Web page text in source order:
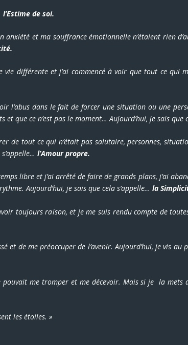
l’Estime de soi.
et ma souffrance émotionnelle n’étaient rien
différente et j’ai commencé à voir que tout ce qui
l’abus dans le fait de forcer une situation ou une
que ce n’est pas le moment… Aujourd’hui, je sais que
de tout ce qui n’était pas salutaire, personnes,
l’Amour propre.
libre et j’ai arrêté de faire de grands plans, j’ai
Aujourd’hui, je sais que cela s’appelle… la
toujours raison, et je me suis rendu compte de
et de me préoccuper de l’avenir. Aujourd’hui, je vis au
me tromper et me décevoir. Mais si je la mets
les étoiles. »